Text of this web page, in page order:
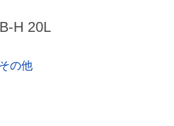
H 20L
その他